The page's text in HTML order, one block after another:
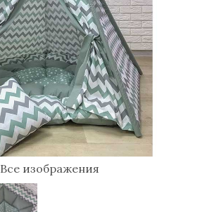
Все изображения